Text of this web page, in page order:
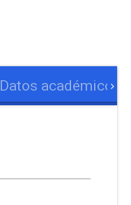
Datos académicos